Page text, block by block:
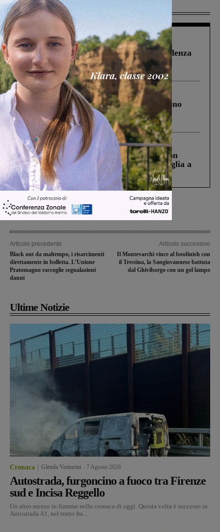
Più lette
Figline Incisa Valdarno 1 Agosto 2026
Piscina di Figline finanziata oltre la scadenza
Pnrr, il gruppo di Fratelli d’Italia: “Un
ringraziamento al Governo”
Cronaca 4 Agosto 2026
Un anno fa la strage in A1 in cui morirono
Gianni, Giulia e Franco. Lo schianto, il
processo, lo stop ai sorpassi fra tir....
Cronaca 3 Agosto 2026
Scomparso da una struttura di Castiglion
Fiorentino l’uomo che aveva ucciso la figlia a
Levane nel 2020
Articolo precedente
Black out da maltempo, i risarcimenti
direttamente in bolletta. L’Unione
Pratomagno raccoglie segnalazioni
danni
Articolo successivo
Il Montevarchi vince al fotofinish con
il Trestina, la Sangiovannese battuta
dal Ghiviborgo con un gol lampo
Ultime Notizie
Cronaca Glenda Venturini 7 Agosto 2026
Autostrada, furgoncino a fuoco tra Firenze
sud e Incisa Reggello
Un altro mezzo in fiamme nella cronaca di oggi. Questa volta è successo in
Autostrada A1, nel tratto fra...